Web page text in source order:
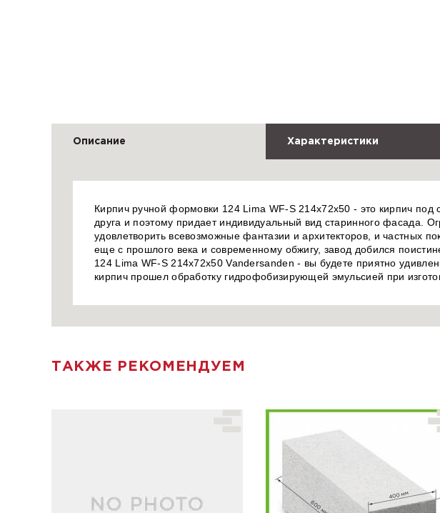
Описание Характеристики
Кирпич ручной формовки 124 Lima WF-S 214x72x50 - это кирпич
друга и поэтому придает индивидуальный вид старинного фасада.
удовлетворить всевозможные фантазии и архитекторов, и частных
еще с прошлого века и современному обжигу, завод добился
124 Lima WF-S 214x72x50 Vandersanden - вы будете приятно
кирпич прошел обработку гидрофобизирующей эмульсией при
ТАКЖЕ РЕКОМЕНДУЕМ